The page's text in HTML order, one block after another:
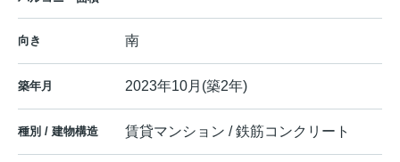
向き 南
築年月 2023年10月(築2年)
種別 / 建物構造 賃貸マンション / 鉄筋コンクリート